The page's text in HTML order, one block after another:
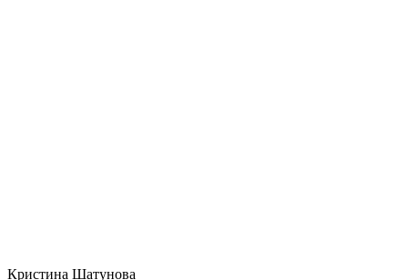
Кристина Шатунова